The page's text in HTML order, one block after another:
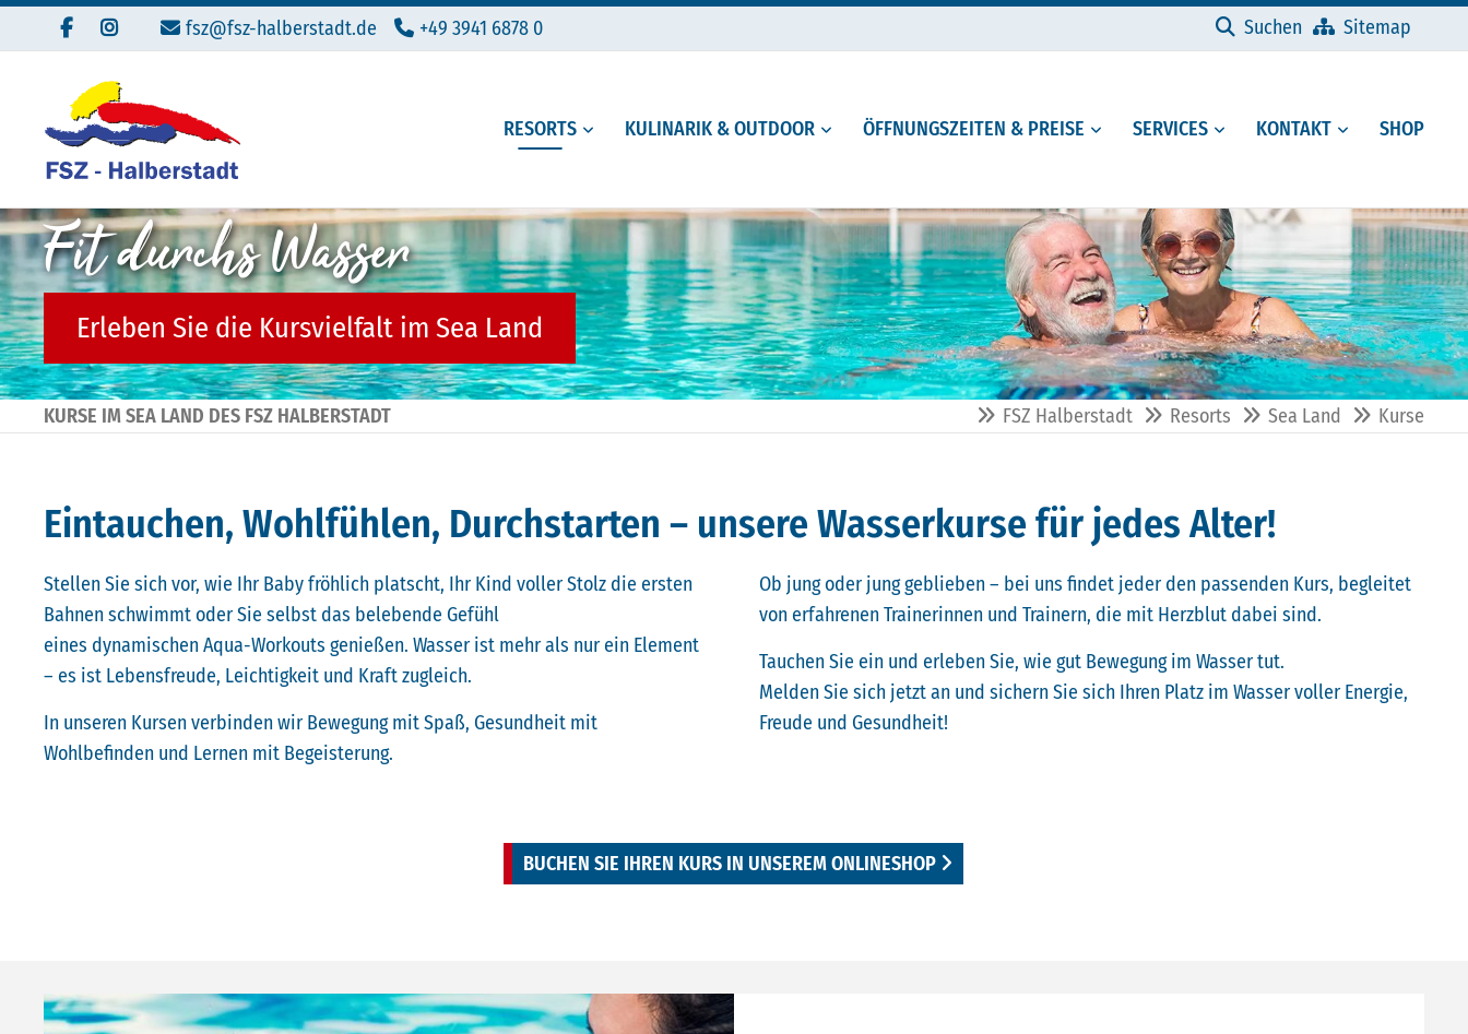
fsz@fsz-halberstadt.de +49 3941 6878 0
Navigation überspringen
Suchen
Sitemap
RESORTS KULINARIK & OUTDOOR ÖFFNUNGSZEITEN & PREISE SERVICES KONTAKT SHOP
Fit durchs Wasser
Erleben Sie die Kursvielfalt im Sea Land
KURSE IM SEA LAND DES FSZ HALBERSTADT FSZ Halberstadt Resorts Sea Land Kurse
Eintauchen, Wohlfühlen, Durchstarten – unsere Wasserkurse für jedes Alter!
Stellen Sie sich vor, wie Ihr Baby fröhlich platscht, Ihr Kind voller Stolz die ersten
Bahnen schwimmt oder Sie selbst das belebende Gefühl
eines dynamischen Aqua-Workouts genießen. Wasser ist mehr als nur ein Element
– es ist Lebensfreude, Leichtigkeit und Kraft zugleich.
In unseren Kursen verbinden wir Bewegung mit Spaß, Gesundheit mit
Wohlbefinden und Lernen mit Begeisterung.
Ob jung oder jung geblieben – bei uns findet jeder den passenden Kurs, begleitet
von erfahrenen Trainerinnen und Trainern, die mit Herzblut dabei sind.
Tauchen Sie ein und erleben Sie, wie gut Bewegung im Wasser tut.
Melden Sie sich jetzt an und sichern Sie sich Ihren Platz im Wasser voller Energie,
Freude und Gesundheit!
BUCHEN SIE IHREN KURS IN UNSEREM ONLINESHOP